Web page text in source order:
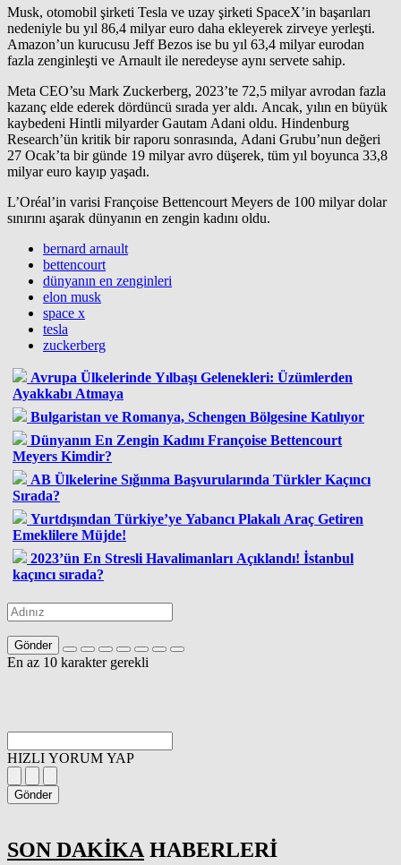
Musk, otomobil şirketi Tesla ve uzay şirketi SpaceX’in başarıları
nedeniyle bu yıl 86,4 milyar euro daha ekleyerek zirveye yerleşti.
Amazon’un kurucusu Jeff Bezos ise bu yıl 63,4 milyar eurodan
fazla zenginleşti ve Arnault ile neredeyse aynı servete sahip.
Meta CEO’su Mark Zuckerberg, 2023’te 72,5 milyar avrodan fazla
kazanç elde ederek dördüncü sırada yer aldı. Ancak, yılın en büyük
kaybedeni Hintli milyarder Gautam Adani oldu. Hindenburg
Research’ün kritik bir raporu sonrasında, Adani Grubu’nun değeri
27 Ocak’ta bir günde 19 milyar avro düşerek, tüm yıl boyunca 33,8
milyar euro kayıp yaşadı.
L’Oréal’in varisi Françoise Bettencourt Meyers de 100 milyar dolar
sınırını aşarak dünyanın en zengin kadını oldu.
bernard arnault
bettencourt
dünyanın en zenginleri
elon musk
space x
tesla
zuckerberg
Avrupa Ülkelerinde Yılbaşı Gelenekleri: Üzümlerden
Ayakkabı Atmaya
Bulgaristan ve Romanya, Schengen Bölgesine Katılıyor
Dünyanın En Zengin Kadını Françoise Bettencourt
Meyers Kimdir?
AB Ülkelerine Sığınma Başvurularında Türkler Kaçıncı
Sırada?
Yurtdışından Türkiye’ye Yabancı Plakalı Araç Getiren
Emeklilere Müjde!
2023’ün En Stresli Havalimanları Açıklandı! İstanbul
kaçıncı sırada?
Gönder
En az 10 karakter gerekli
HIZLI YORUM YAP
Gönder
SON DAKİKA HABERLERİ